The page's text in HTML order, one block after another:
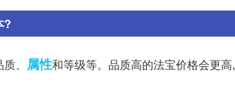
?
、 属性和等级等。品质高的法宝价格会更